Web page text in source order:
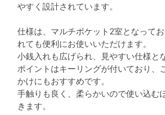
やすく設計されています。
仕様は、マルチポケット2室となって
れても便利にお使いいただけます。
小銭入れも広げられ、見やすい仕様と
ポイントはキーリングが付いており、
かけにもおすすめです。
手触りも良く、柔らかいので使い込む
きます。